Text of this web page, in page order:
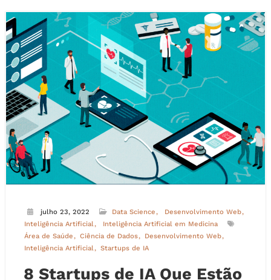
julho 23, 2022 Data Science
Desenvolvimento Web
Inteligência Artificial
Inteligência Artificial em Medicina
Área de Saúde
Ciência de Dados
Desenvolvimento Web
Inteligência Artificial
Startups de IA
8 Startups de IA Que Estão